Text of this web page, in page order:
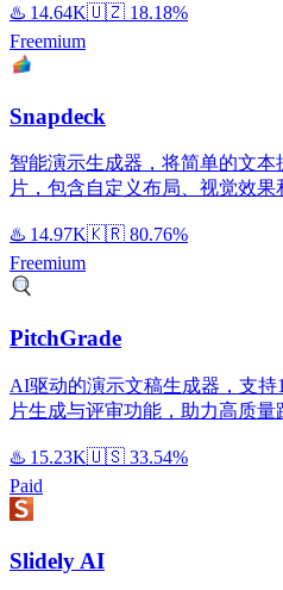
♨️ 14.64K🇺🇿 18.18%
Freemium
Snapdeck
智能演示生成器，将简单的文
片，包含自定义布局、视觉效果
♨️ 14.97K🇰🇷 80.76%
Freemium
PitchGrade
AI驱动的演示文稿生成器，支
片生成与评审功能，助力高质量
♨️ 15.23K🇺🇸 33.54%
Paid
Slidely AI